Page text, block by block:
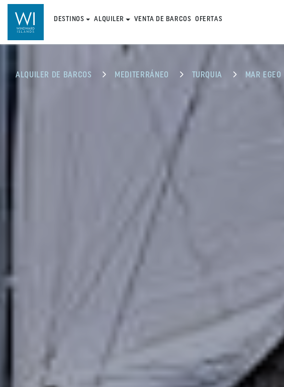
DESTINOS ALQUILER VENTA DE BARCOS OFERTAS
ALQUILER DE BARCOS MEDITERRÁNEO TURQUIA MAR EGEO